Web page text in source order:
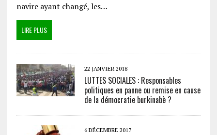
navire ayant changé, les…
LIRE PLUS
22 JANVIER 2018
LUTTES SOCIALES : Responsables
politiques en panne ou remise en cause
de la démocratie burkinabè ?
6 DÉCEMBRE 2017